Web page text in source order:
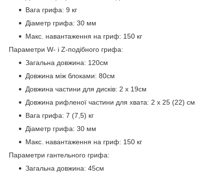
Вага грифа: 9 кг
Діаметр грифа: 30 мм
Макс. навантаження на гриф: 150 кг
Параметри W- і Z-подібного грифа:
Загальна довжина: 120см
Довжина між блоками: 80см
Довжина частини для дисків: 2 х 19см
Довжина рифленої частини для хвата: 2 х 25 (22) см
Вага грифа: 7 (7,5) кг
Діаметр грифа: 30 мм
Макс. навантаження на гриф: 150 кг
Параметри гантельного грифа:
Загальна довжина: 45см